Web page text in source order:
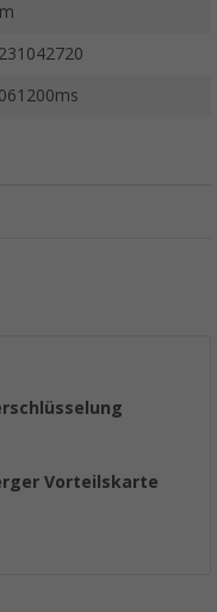
Vorteilskarte